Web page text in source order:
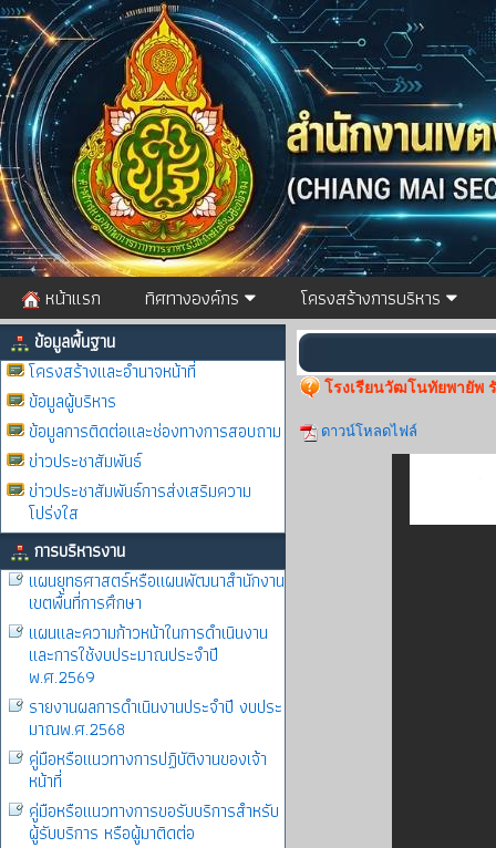
หน้าแรก ทิศทางองค์กร โครงสร้างการบริหาร
ข้อมูลพื้นฐาน
โครงสร้างและอำนาจหน้าที่
ข้อมูลผู้บริหาร
ข้อมูลการติดต่อและช่องทางการสอบถาม
ข่าวประชาสัมพันธ์
ข่าวประชาสัมพันธ์การส่งเสริมความ
โปร่งใส
การบริหารงาน
แผนยุทธศาสตร์หรือแผนพัฒนาสำนักงาน
เขตพื้นที่การศึกษา
แผนและความก้าวหน้าในการดำเนินงาน
และการใช้งบประมาณประจำปี
พ.ศ.2569
รายงานผลการดำเนินงานประจำปี งบประ
มาณพ.ศ.2568
คู่มือหรือแนวทางการปฏิบัติงานของเจ้า
หน้าที่
คู่มือหรือแนวทางการขอรับบริการสำหรับ
ผู้รับบริการ หรือผู้มาติดต่อ
โรงเรียนวัฒโนทัยพายัพ
ดาวน์โหลดไฟล์